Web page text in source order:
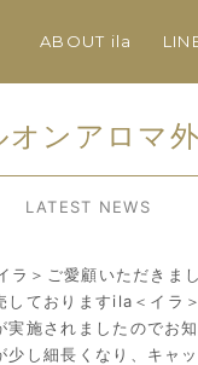
ABOUT ila
ンアロマ
LATEST NEWS
ラ＞ご愛顧いただきま
しておりますila＜イラ
実施されましたのでお
少し細長くなり、キャ